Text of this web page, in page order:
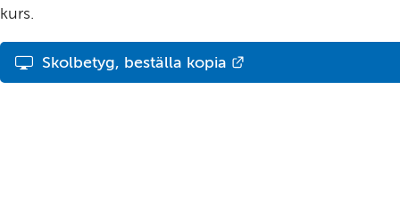
kurs.
Skolbetyg, beställa kopia